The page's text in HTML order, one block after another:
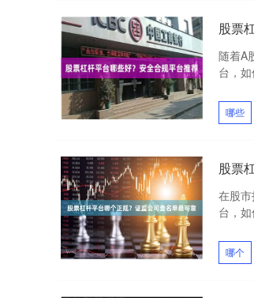
股票
随着A
台，
哪些
股票
在股
台，
哪个